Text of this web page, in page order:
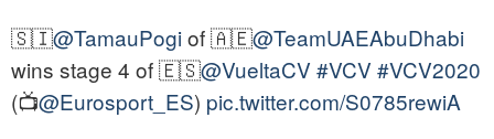
🇸🇮@TamauPogiof 🇦🇪@TeamUAEAbuDhabi
wins stage 4 of 🇪🇸@VueltaCV #VCV #VCV2020
(📺@Eurosport_ES) pic.twitter.com/S0785rewiA